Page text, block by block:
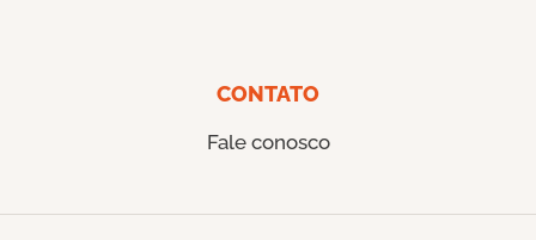
CONTATO
Fale conosco